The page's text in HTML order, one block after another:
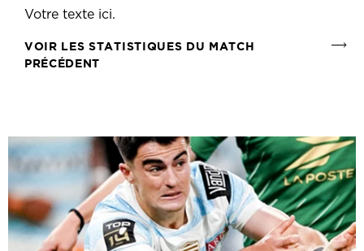
Votre texte ici.
VOIR LES STATISTIQUES DU MATCH
PRÉCÉDENT